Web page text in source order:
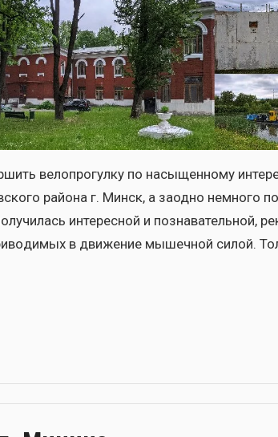
вело­про­гул­ку по насы­щен­но­му
рай­о­на г. Минск, а заод­но немно­го
инте­рес­ной и позна­ва­тель­ной,
в дви­же­ние мышеч­ной силой.